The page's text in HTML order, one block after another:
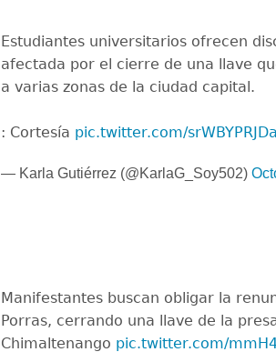
Estudiantes universitarios ofrecen
afectada por el cierre de una llave
a varias zonas de la ciudad capital.
: Cortesía pic.twitter.com/srWBYPRJDa
— Karla Gutiérrez (@KarlaG_Soy502)
Manifestantes buscan obligar la
Porras, cerrando una llave de la
Chimaltenango pic.twitter.com/